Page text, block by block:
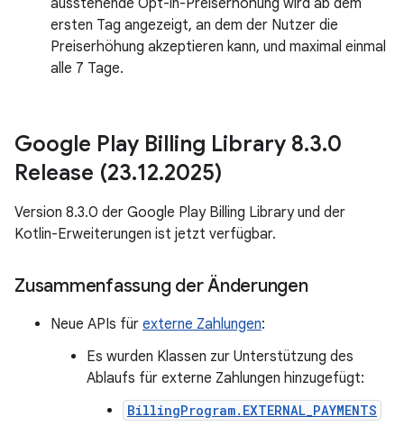
ausstehende Opt-in-Preiserhöhung wird ab dem
ersten Tag angezeigt, an dem der Nutzer die
Preiserhöhung akzeptieren kann, und maximal einmal
alle 7 Tage.
Google Play Billing Library 8.3.0
Release (23.12.2025)
Version 8.3.0 der Google Play Billing Library und der
Kotlin-Erweiterungen ist jetzt verfügbar.
Zusammenfassung der Änderungen
Neue APIs für externe Zahlungen:
Es wurden Klassen zur Unterstützung des
Ablaufs für externe Zahlungen hinzugefügt:
BillingProgram.EXTERNAL_PAYMENTS